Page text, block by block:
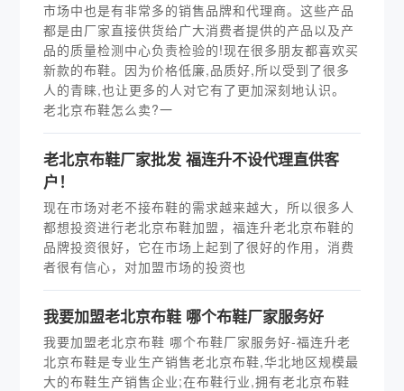
市场中也是有非常多的销售品牌和代理商。这些产品
都是由厂家直接供货给广大消费者提供的产品以及产
品的质量检测中心负责检验的!现在很多朋友都喜欢买
新款的布鞋。因为价格低廉,品质好,所以受到了很多
人的青睐,也让更多的人对它有了更加深刻地认识。
老北京布鞋怎么卖?一
老北京布鞋厂家批发 福连升不设代理直供客
户！
现在市场对老不接布鞋的需求越来越大，所以很多人
都想投资进行老北京布鞋加盟，福连升老北京布鞋的
品牌投资很好，它在市场上起到了很好的作用，消费
者很有信心，对加盟市场的投资也
我要加盟老北京布鞋 哪个布鞋厂家服务好
我要加盟老北京布鞋 哪个布鞋厂家服务好-福连升老
北京布鞋是专业生产销售老北京布鞋,华北地区规模最
大的布鞋生产销售企业;在布鞋行业,拥有老北京布鞋